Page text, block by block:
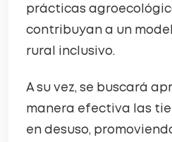
prácticas
contribuyan a un
rural inclusivo.
A su vez, se buscará
manera efectiva las
en desuso,